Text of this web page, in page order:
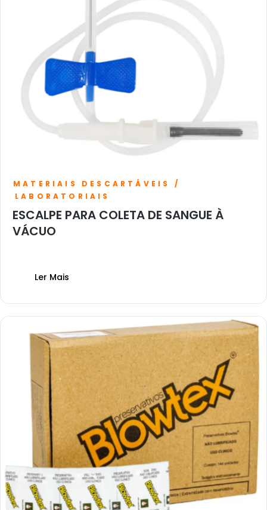
MATERIAIS DESCARTÁVEIS /
LABORATORIAIS
ESCALPE PARA COLETA DE SANGUE À
VÁCUO
Ler Mais